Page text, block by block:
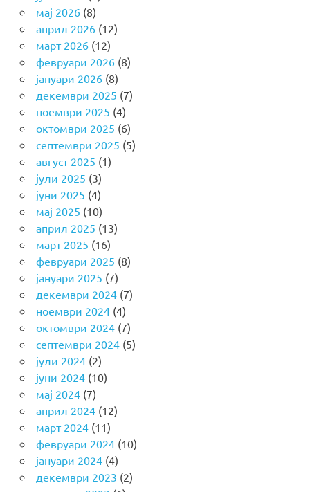
мај 2026(8)
април 2026(12)
март 2026(12)
февруари 2026(8)
јануари 2026(8)
декември 2025 (7)
ноември 2025 (4)
октомври 2025 (6)
септември 2025 (5)
август 2025 (1)
јули 2025 (3)
јуни 2025 (4)
мај 2025 (10)
април 2025 (13)
март 2025 (16)
февруари 2025 (8)
јануари 2025 (7)
декември 2024(7)
ноември 2024(4)
октомври 2024(7)
септември 2024(5)
јули 2024(2)
јуни 2024(10)
мај 2024(7)
април 2024(12)
март 2024(11)
февруари 2024(10)
јануари 2024(4)
декември 2023 (2)